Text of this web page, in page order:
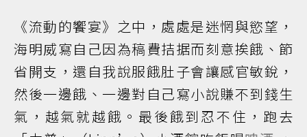
《流動的饗宴》之中，處處是迷惘與慾望，
海明威寫自己因為稿費拮据而刻意挨餓、節
省開支，還自我說服餓肚子會讓感官敏銳，
然後一邊餓、一邊對自己寫小說賺不到錢生
氣，越氣就越餓。最後餓到忍不住，跑去